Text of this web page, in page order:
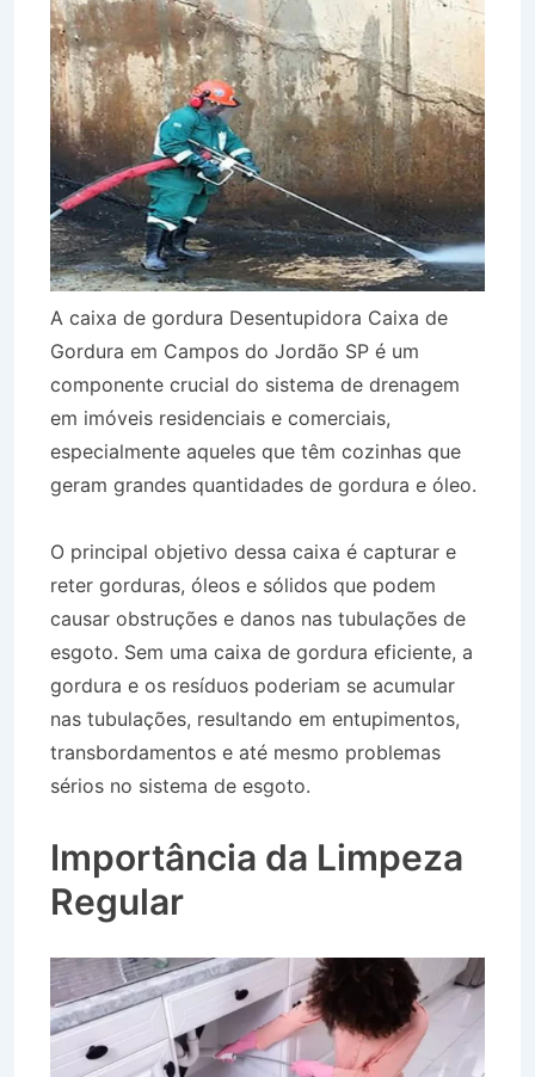
A caixa de gordura Desentupidora Caixa de
Gordura em Campos do Jordão SP é um
componente crucial do sistema de drenagem
em imóveis residenciais e comerciais,
especialmente aqueles que têm cozinhas que
geram grandes quantidades de gordura e óleo.
O principal objetivo dessa caixa é capturar e
reter gorduras, óleos e sólidos que podem
causar obstruções e danos nas tubulações de
esgoto. Sem uma caixa de gordura eficiente, a
gordura e os resíduos poderiam se acumular
nas tubulações, resultando em entupimentos,
transbordamentos e até mesmo problemas
sérios no sistema de esgoto.
Importância da Limpeza
Regular